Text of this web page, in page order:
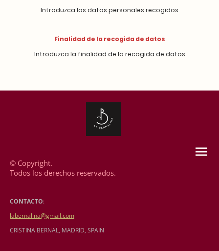
Introduzca los datos personales recogidos
Finalidad de la recogida de datos
Introduzca la finalidad de la recogida de datos
© Copyright.
Todos los derechos reservados.
CONTACTO:
labernalina@gmail.com
CRISTINA BERNAL, MADRID, SPAIN